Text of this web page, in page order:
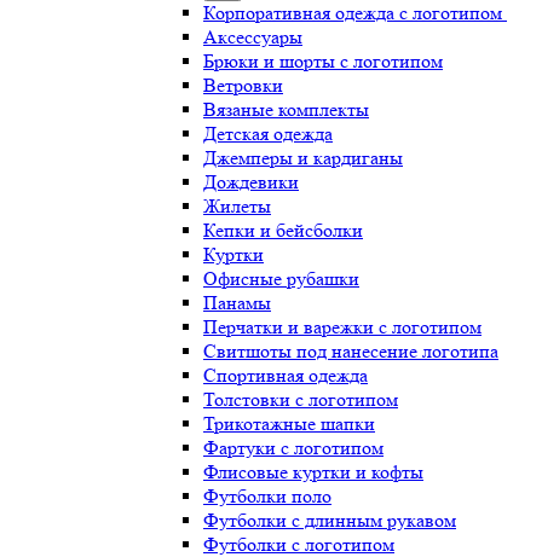
Корпоративная одежда с логотипом
Аксессуары
Брюки и шорты с логотипом
Ветровки
Вязаные комплекты
Детская одежда
Джемперы и кардиганы
Дождевики
Жилеты
Кепки и бейсболки
Куртки
Офисные рубашки
Панамы
Перчатки и варежки с логотипом
Свитшоты под нанесение логотипа
Спортивная одежда
Толстовки с логотипом
Трикотажные шапки
Фартуки с логотипом
Флисовые куртки и кофты
Футболки поло
Футболки с длинным рукавом
Футболки с логотипом